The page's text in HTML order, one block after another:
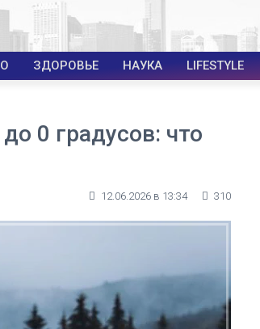
ЗДОРОВЬЕ НАУКА LIFESTYLE
0 градусов: что
12.06.2026 в 13:34 310